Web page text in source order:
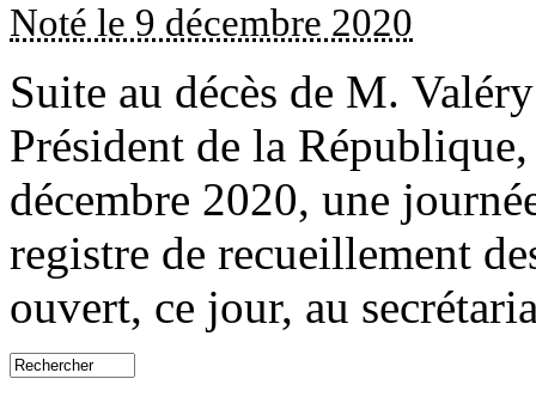
Noté le 9 décembre 2020
Suite au décès de M.
Président de la
décembre 2020, une
registre de recueillement
ouvert, ce jour, au